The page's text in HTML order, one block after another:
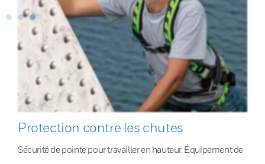
Protection contre les chutes
Sécurité de pointe pour travailler en hauteur. Équipement de